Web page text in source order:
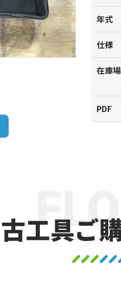
年式
仕様
在庫
PDF
工具ご